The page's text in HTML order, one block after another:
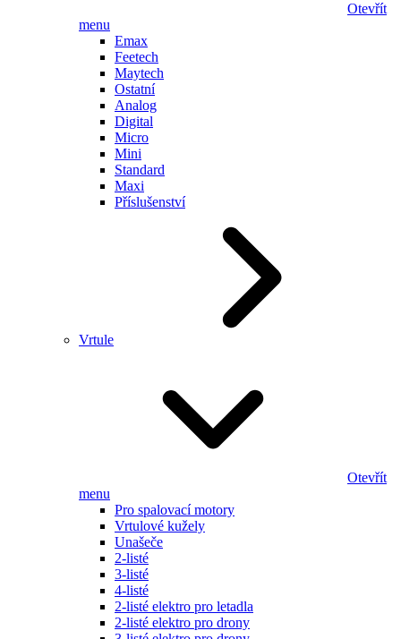
Otevřít
menu
Emax
Feetech
Maytech
Ostatní
Analog
Digital
Micro
Mini
Standard
Maxi
Příslušenství
Vrtule
Otevřít
menu
Pro spalovací motory
Vrtulové kužely
Unašeče
2-listé
3-listé
4-listé
2-listé elektro pro letadla
2-listé elektro pro drony